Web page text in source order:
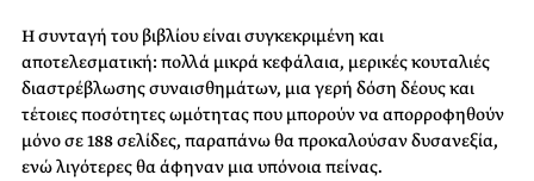
Η συνταγή του βιβλίου είναι συγκεκριμένη και
αποτελεσματική: πολλά μικρά κεφάλαια, μερικές κουταλιές
διαστρέβλωσης συναισθημάτων, μια γερή δόση δέους και
τέτοιες ποσότητες ωμότητας που μπορούν να απορροφηθούν
μόνο σε 188 σελίδες, παραπάνω θα προκαλούσαν δυσανεξία,
ενώ λιγότερες θα άφηναν μια υπόνοια πείνας.